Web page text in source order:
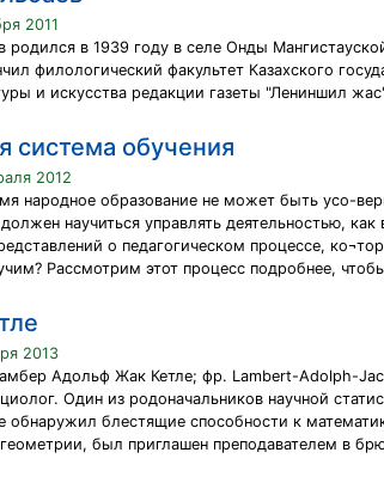
2011
родился в 1939 году в селе Онды
филологический факультет Казахского
и искусства редакции газеты "Лениншил
система обучения
2012
народное образование не может быть усо-
научиться управлять деятельностью,
о педагогическом процессе,
Рассмотрим этот процесс подробнее,
2013
Адольф Жак Кетле; фр. Lambert-Adolph-
Один из родоначальников научной
обнаружил блестящие способности к
был приглашен преподавателем в